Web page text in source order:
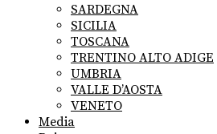
SARDEGNA
SICILIA
TOSCANA
TRENTINO ALTO ADIGE
UMBRIA
VALLE D’AOSTA
VENETO
Media